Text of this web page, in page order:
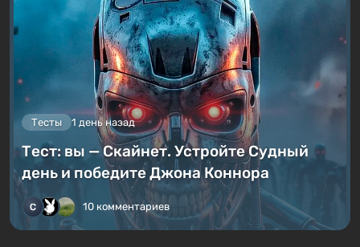
Тесты 1 день назад
Тест: вы — Скайнет. Устройте Судный
день и победите Джона Коннора
10 комментариев